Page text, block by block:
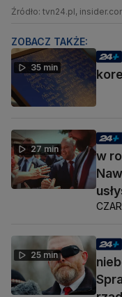
Źródło: tvn24.pl,
ZOBACZ TAKŻE:
35 min
27 min
w
25 min